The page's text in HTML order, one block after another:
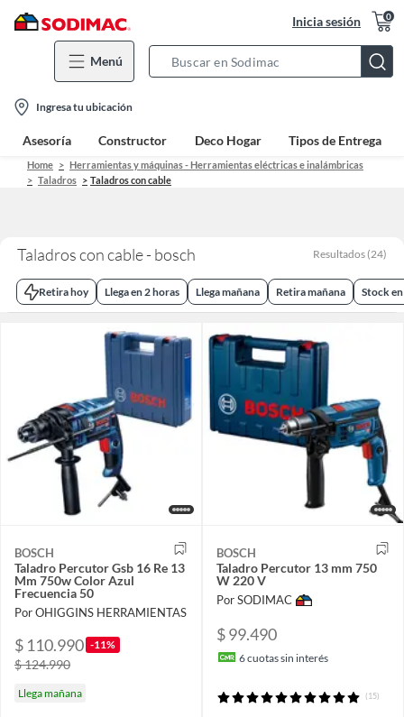
Inicia sesión 0
Menú
Bar
location-
icon
Ingresa tu ubicación
Asesoría Constructor Deco Hogar Tipos de Entrega
Home
Herramientas y máquinas - Herramientas eléctricas e inalámbricas
Taladros
Taladros con cable
Taladros con cable - bosch Resultados (24)
Retira hoy Llega en 2 horas Llega mañana Retira mañana Stock
BOSCH
Taladro Percutor Gsb 16 Re 13
Mm 750w Color Azul
Frecuencia 50
Por OHIGGINS HERRAMIENTAS
$ 110.990 -11%
$ 124.990
Llega mañana
BOSCH
Taladro Percutor 13 mm 750
W 220 V
Por SODIMAC
$ 99.490
6cuotas sin interés
(15)